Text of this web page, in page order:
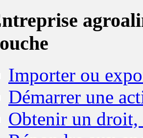
Importer ou
Démarrer une
Obtenir un droit,